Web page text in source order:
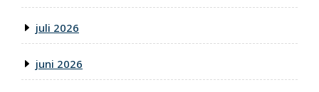
juli 2026
juni 2026